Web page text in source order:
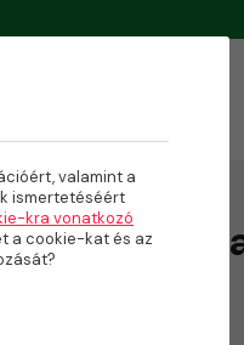
valamint a
ismertetéséért
kra vonatkozó
a cookie-kat és az